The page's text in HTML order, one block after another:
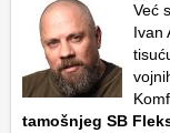
Već
Ivan
tamošnjeg SB